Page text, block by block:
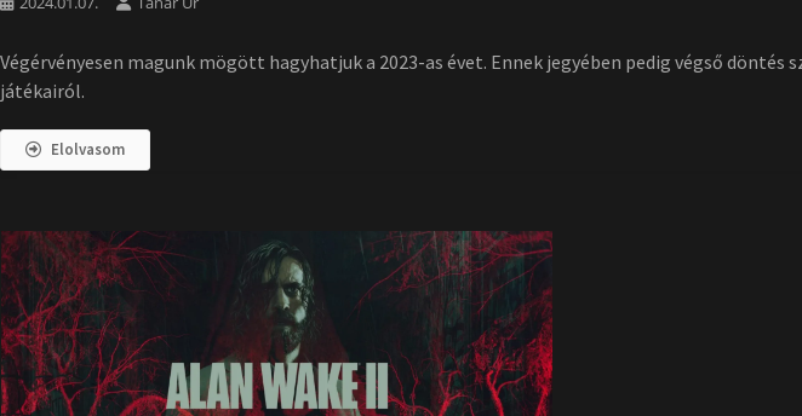
Végérvényesen magunk mögött hagyhatjuk a 2023-as évet. Ennek jegyében pedig végső
játékairól.
Elolvasom